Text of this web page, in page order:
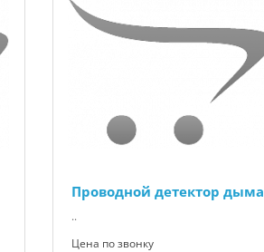
Проводной детектор дыма
..
Цена по звонку